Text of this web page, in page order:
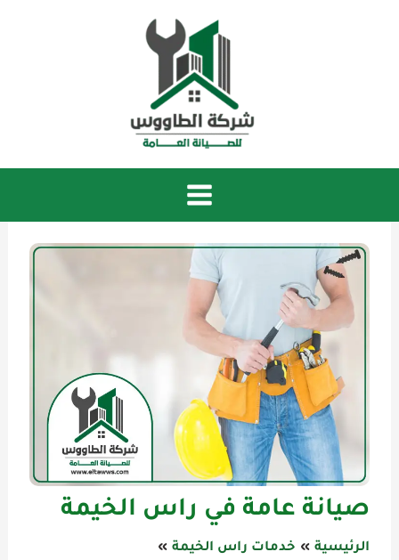
صيانة عامة في راس الخيمة
الرئيسية
خدمات راس الخيمة